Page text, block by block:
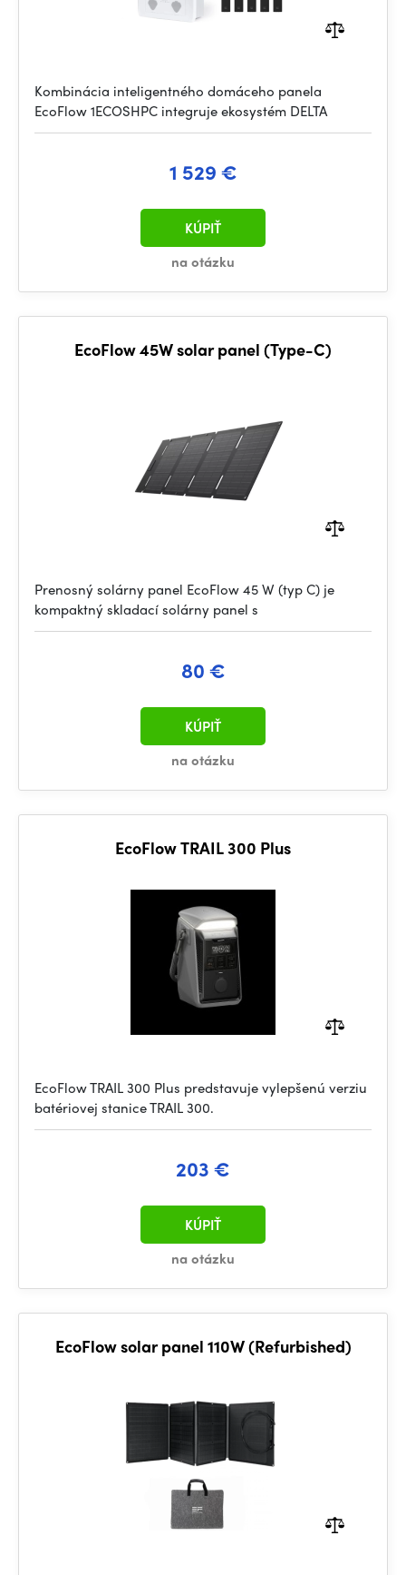
Kombinácia inteligentného domáceho panela
EcoFlow 1ECOSHPC integruje ekosystém DELTA
1 529 €
na otázku
KÚPIŤ
EcoFlow 45W solar panel (Type-C)
Prenosný solárny panel EcoFlow 45 W (typ C) je
kompaktný skladací solárny panel s
80 €
na otázku
KÚPIŤ
EcoFlow TRAIL 300 Plus
EcoFlow TRAIL 300 Plus predstavuje vylepšenú verziu
batériovej stanice TRAIL 300.
203 €
na otázku
KÚPIŤ
EcoFlow solar panel 110W (Refurbished)